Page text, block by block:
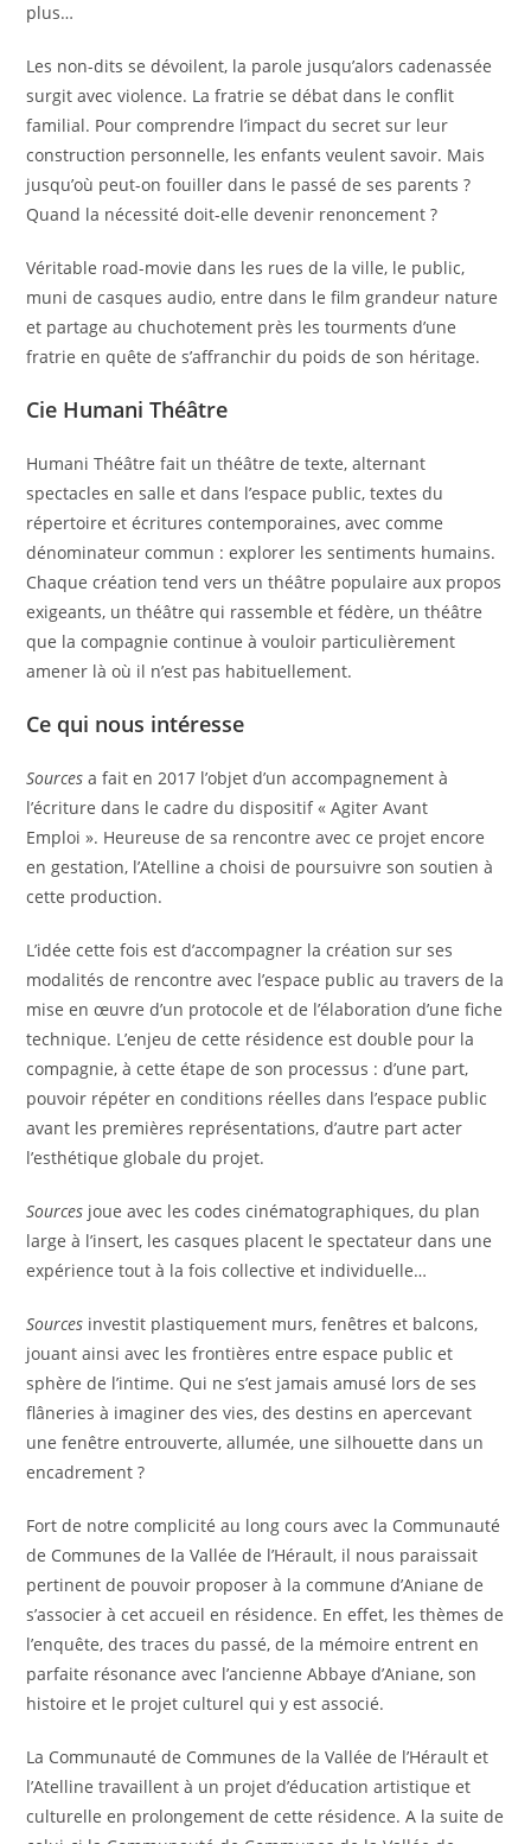
plus…
Les non-dits se dévoilent, la parole jusqu’alors cadenassée
surgit avec violence. La fratrie se débat dans le conflit
familial. Pour comprendre l’impact du secret sur leur
construction personnelle, les enfants veulent savoir. Mais
jusqu’où peut-on fouiller dans le passé de ses parents ?
Quand la nécessité doit-elle devenir renoncement ?
Véritable road-movie dans les rues de la ville, le public,
muni de casques audio, entre dans le film grandeur nature
et partage au chuchotement près les tourments d’une
fratrie en quête de s’affranchir du poids de son héritage.
Cie Humani Théâtre
Humani Théâtre fait un théâtre de texte, alternant
spectacles en salle et dans l’espace public, textes du
répertoire et écritures contemporaines, avec comme
dénominateur commun : explorer les sentiments humains.
Chaque création tend vers un théâtre populaire aux propos
exigeants, un théâtre qui rassemble et fédère, un théâtre
que la compagnie continue à vouloir particulièrement
amener là où il n’est pas habituellement.
Ce qui nous intéresse
Sources a fait en 2017 l’objet d’un accompagnement à
l’écriture dans le cadre du dispositif « Agiter Avant
Emploi ». Heureuse de sa rencontre avec ce projet encore
en gestation, l’Atelline a choisi de poursuivre son soutien à
cette production.
L’idée cette fois est d’accompagner la création sur ses
modalités de rencontre avec l’espace public au travers de la
mise en œuvre d’un protocole et de l’élaboration d’une fiche
technique. L’enjeu de cette résidence est double pour la
compagnie, à cette étape de son processus : d’une part,
pouvoir répéter en conditions réelles dans l’espace public
avant les premières représentations, d’autre part acter
l’esthétique globale du projet.
Sources joue avec les codes cinématographiques, du plan
large à l’insert, les casques placent le spectateur dans une
expérience tout à la fois collective et individuelle…
Sources investit plastiquement murs, fenêtres et balcons,
jouant ainsi avec les frontières entre espace public et
sphère de l’intime. Qui ne s’est jamais amusé lors de ses
flâneries à imaginer des vies, des destins en apercevant
une fenêtre entrouverte, allumée, une silhouette dans un
encadrement ?
Fort de notre complicité au long cours avec la Communauté
de Communes de la Vallée de l’Hérault, il nous paraissait
pertinent de pouvoir proposer à la commune d’Aniane de
s’associer à cet accueil en résidence. En effet, les thèmes de
l’enquête, des traces du passé, de la mémoire entrent en
parfaite résonance avec l’ancienne Abbaye d’Aniane, son
histoire et le projet culturel qui y est associé.
La Communauté de Communes de la Vallée de l’Hérault et
l’Atelline travaillent à un projet d’éducation artistique et
culturelle en prolongement de cette résidence. A la suite de